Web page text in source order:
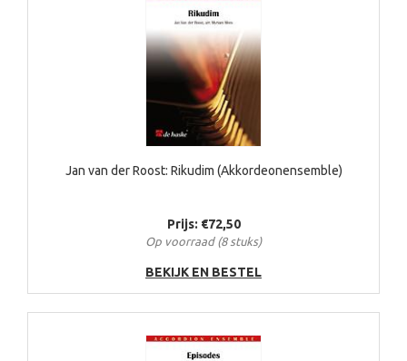
Jan van der Roost: Rikudim (Akkordeonensemble)
Prijs: €72,50
Op voorraad (8 stuks)
BEKIJK EN BESTEL